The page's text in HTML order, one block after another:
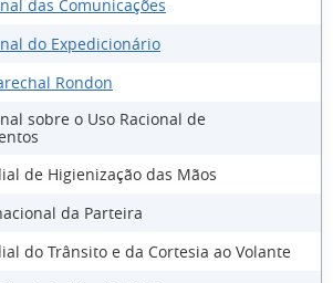
das Comunicações
do Expedicionário
Rondon
sobre o Uso Racional de
de Higienização das Mãos
da Parteira
do Trânsito e da Cortesia ao Volante